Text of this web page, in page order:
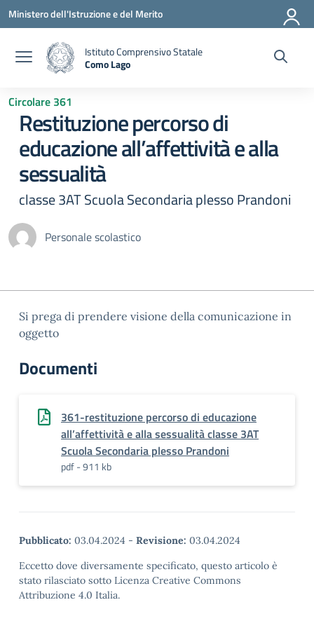
Vai ai contenuti
Vai al menu di navigazione
Vai al footer
Ministero dell'Istruzione e del Merito
Istituto Comprensivo Statale
Como Lago
— Visita la pagina iniziale della scuola
Circolare 361
Restituzione percorso di
educazione all’affettività e alla
sessualità
classe 3AT Scuola Secondaria plesso Prandoni
Personale scolastico
Si prega di prendere visione della comunicazione in
oggetto
Documenti
361-restituzione percorso di educazione
all’affettività e alla sessualità classe 3AT
Scuola Secondaria plesso Prandoni
pdf - 911 kb
Pubblicato: 03.04.2024 - Revisione: 03.04.2024
Eccetto dove diversamente specificato, questo articolo è
stato rilasciato sotto Licenza Creative Commons
Attribuzione 4.0 Italia.